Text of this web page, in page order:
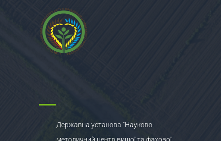
Державна установа "Науково-
методичний центр вищої та фахової